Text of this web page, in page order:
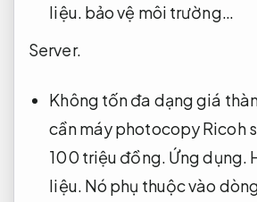
liệu. bảo vệ môi trường…
Server.
Không tốn đa dạng giá
cần máy photocopy Ricoh
100 triệu đồng. Ứng dụng.
liệu. Nó phụ thuộc vào